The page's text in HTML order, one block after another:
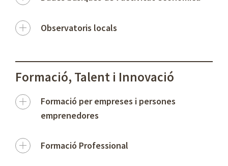
Observatoris locals
Formació, Talent i Innovació
Formació per empreses i persones
emprenedores
Formació Professional